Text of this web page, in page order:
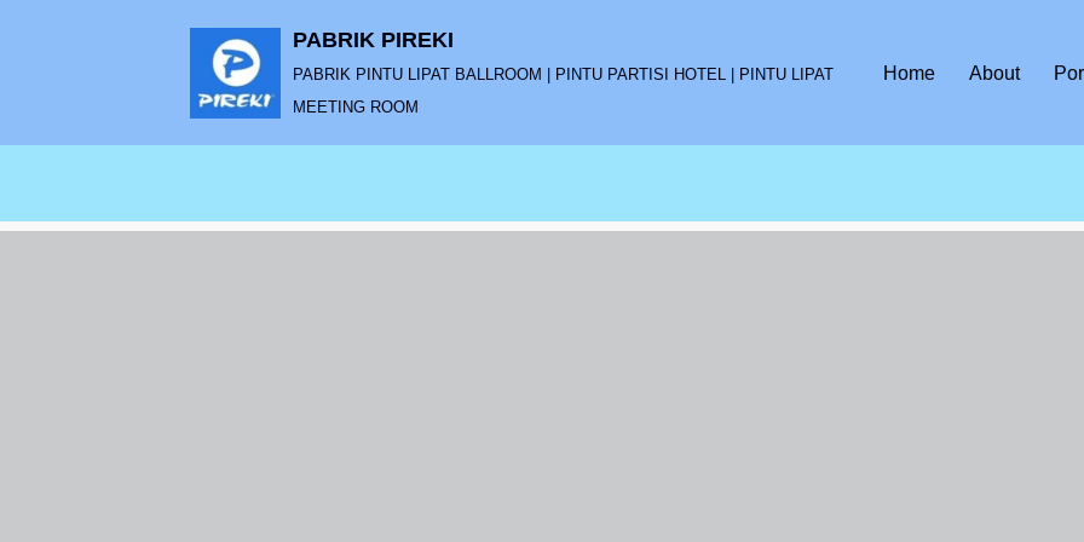
PABRIK PIREKI
PABRIK PINTU LIPAT BALLROOM | PINTU PARTISI HOTEL | PINTU LIPAT
MEETING ROOM
Home About